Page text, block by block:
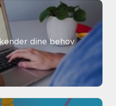
dine behov